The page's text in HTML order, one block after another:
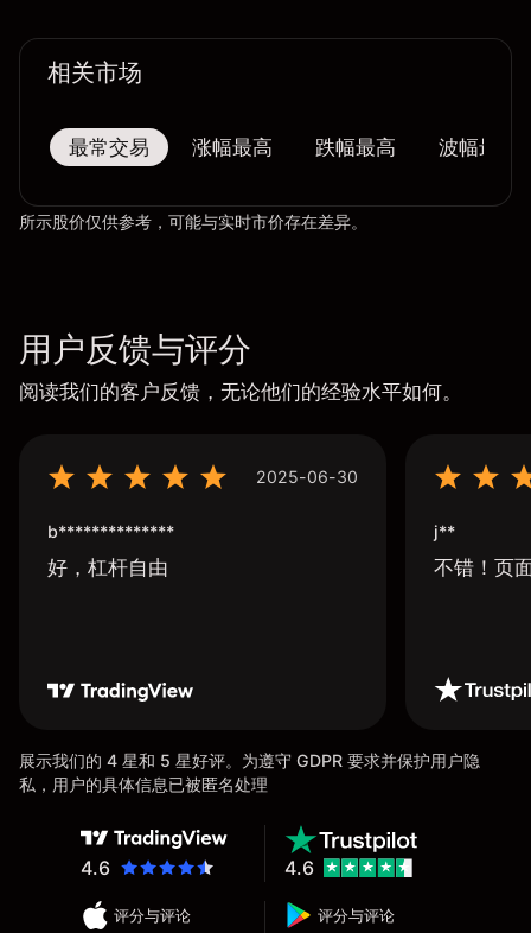
相关市场
最常交易 涨幅最高 跌幅最高 波幅最大
所示股价仅供参考，可能与实时市价存在差异。
用户反馈与评分
阅读我们的客户反馈，无论他们的经验水平如何。
2025-06-30
b**************
好，杠杆自由
j**
不错！页
展示我们的 4 星和 5 星好评。为遵守 GDPR 要求并保护用户隐
私，用户的具体信息已被匿名处理
4.6
评分与评论 评分与评论
4.6